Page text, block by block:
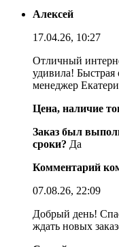
Алексей
17.04.26, 10:27
Отличный
удивила!
менеджер
Цена, наличие
Заказ был
сроки? Да
Комментарий
07.08.26, 22:09
Добрый день!
ждать новых